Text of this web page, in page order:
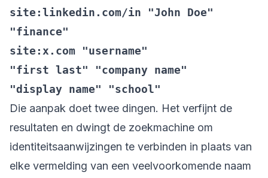
site:linkedin.com/in "John Doe"
"finance"
site:x.com "username"
"first last" "company name"
"display name" "school"
Die aanpak doet twee dingen. Het verfijnt de
resultaten en dwingt de zoekmachine om
identiteitsaanwijzingen te verbinden in plaats van
elke vermelding van een veelvoorkomende naam